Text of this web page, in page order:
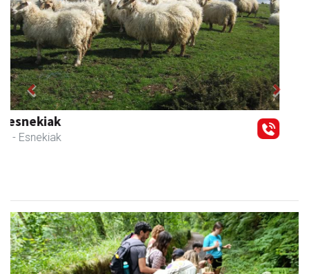
Zabala bitxitegia
Andoain - Bitxitegiak
Previous Next